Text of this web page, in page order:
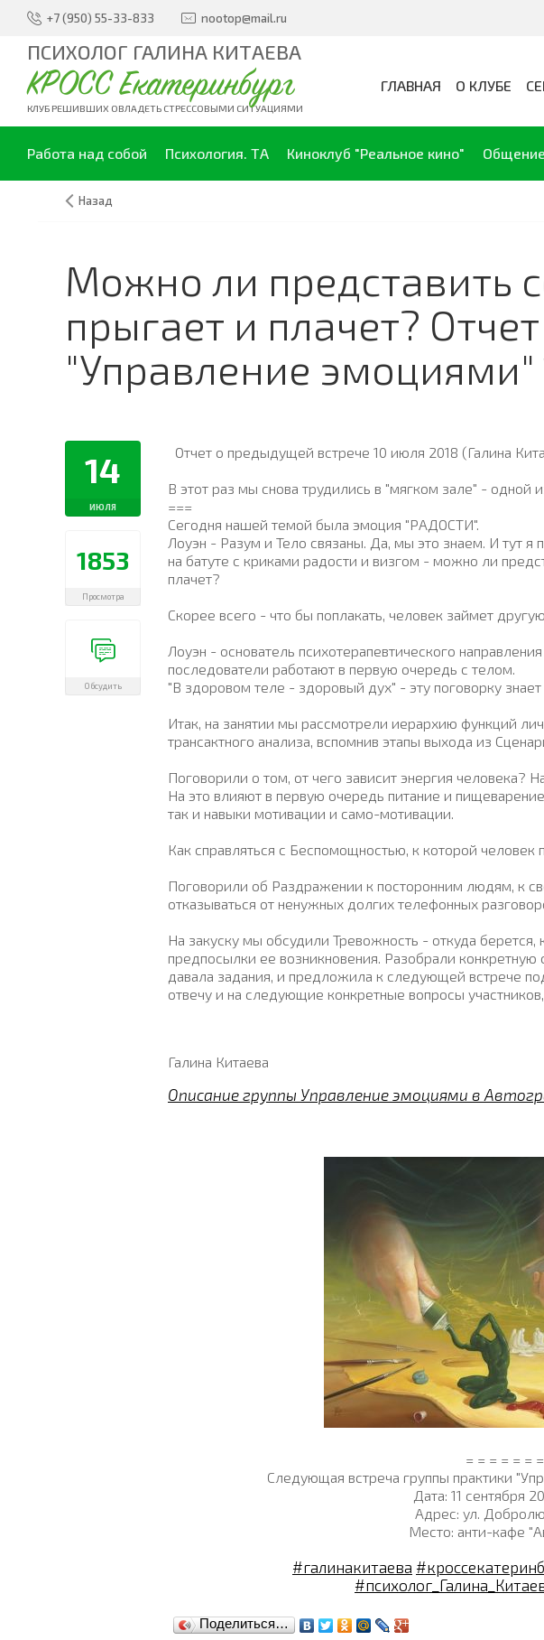
+7 (950) 55-33-833 nootop@mail.ru
ПСИХОЛОГ ГАЛИНА КИТАЕВА
КРОСС Екатеринбург
КЛУБ РЕШИВШИХ ОВЛАДЕТЬ СТРЕССОВЫМИ СИТУАЦИЯМИ
ГЛАВНАЯ О КЛУБЕ
Работа над собой Психология. ТА Киноклуб "Реальное кино"
Назад
Можно ли представить
прыгает и плачет?
"Управление эмоциями"
14
ИЮЛЯ
1853
Просмотра
Обсудить
Отчет о предыдущей встрече 10 июля 2018 (Галина
В этот раз мы снова трудились в "мягком зале" - одной
===
Сегодня нашей темой была эмоция "РАДОСТИ".
Лоуэн - Разум и Тело связаны. Да, мы это знаем. И тут я
на батуте с криками радости и визгом - можно ли
плачет?
Скорее всего - что бы поплакать, человек займет
Лоуэн - основатель психотерапевтического
последователи работают в первую очередь с телом.
"В здоровом теле - здоровый дух" - эту поговорку
Итак, на занятии мы рассмотрели иерархию функций
трансактного анализа, вспомнив этапы выхода из
Поговорили о том, от чего зависит энергия человека?
На это влияют в первую очередь питание и
так и навыки мотивации и само-мотивации.
Как справляться с Беспомощностью, к которой человек
Поговорили об Раздражении к посторонним людям, к
отказываться от ненужных долгих телефонных
На закуску мы обсудили Тревожность - откуда
предпосылки ее возникновения. Разобрали конкретную
давала задания, и предложила к следующей встрече
отвечу и на следующие конкретные вопросы
Галина Китаева
Описание группы Управление эмоциями в
= = = = = = =
Следующая встреча группы практики
Дата: 11 сентября
Адрес: ул.
Место: анти-кафе
#галинакитаева
Поделиться…